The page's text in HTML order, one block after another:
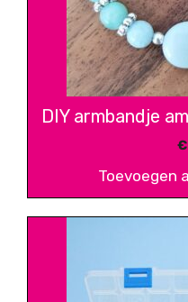
DIY armbandje
€
Toevoegen